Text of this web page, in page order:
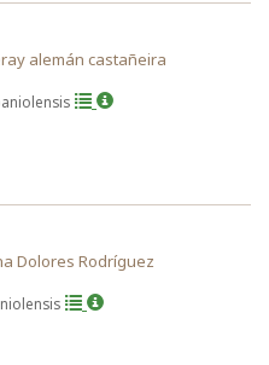
alemán castañeira
Dolores Rodríguez